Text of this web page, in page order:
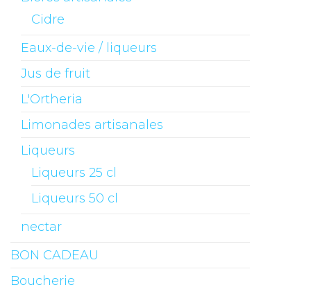
Cidre
Eaux-de-vie / liqueurs
Jus de fruit
L'Ortheria
Limonades artisanales
Liqueurs
Liqueurs 25 cl
Liqueurs 50 cl
nectar
BON CADEAU
Boucherie